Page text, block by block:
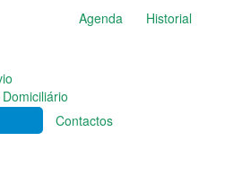
Agenda Historial
Contactos